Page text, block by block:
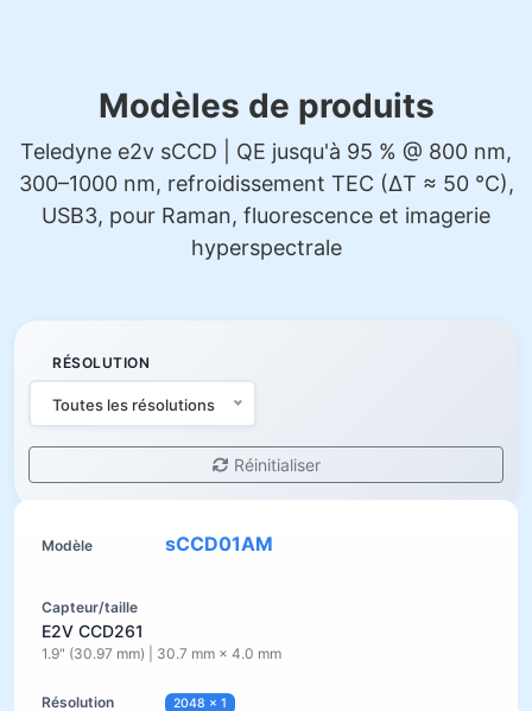
Modèles de produits
Teledyne e2v sCCD | QE jusqu'à 95 % @ 800 nm,
300–1000 nm, refroidissement TEC (ΔT ≈ 50 °C),
USB3, pour Raman, fluorescence et imagerie
hyperspectrale
RÉSOLUTION
Toutes les résolutions
Réinitialiser
sCCD01AM
E2V CCD261
1.9" (30.97 mm) | 30.7 mm × 4.0 mm
2048 × 1